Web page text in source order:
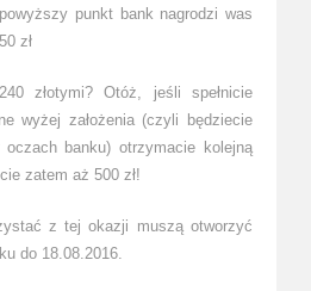
punkt bank nagrodzi was
zł
złotymi? Otóż, jeśli spełnicie
wyżej założenia (czyli będziecie
banku) otrzymacie kolejną
zatem aż 500 zł!
z tej okazji muszą otworzyć
do 18.08.2016.